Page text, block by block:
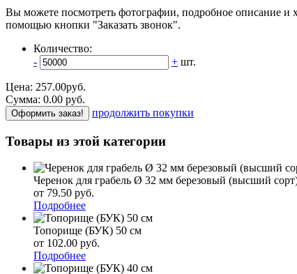
Вы можете посмотреть фотографии, подробное описание
помощью кнопки "Заказать звонок".
Количество:
-
+ шт.
Цена: 257.00руб.
Сумма: 0.00 руб.
Оформить заказ! продолжить покупки
Товары из этой категории
Черенок для грабель Ø 32 мм березовый (высший
от 79.50 руб.
Подробнее
Топорище (БУК) 50 см
от 102.00 руб.
Подробнее